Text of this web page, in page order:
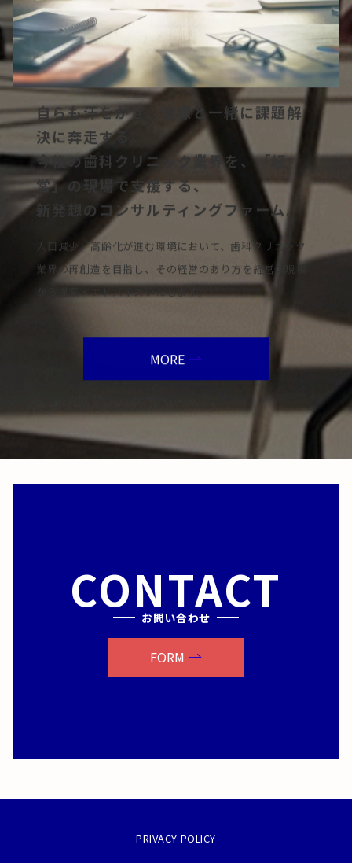
自らも汗をかき、皆様と一緒に課題解
決に奔走する。
今後の歯科クリニック業界を、「経
営」の現場で支援する、
新発想のコンサルティングファーム。
人口減少、高齢化が進む環境において、歯科クリニック
業界の再創造を目指し、その経営のあり方を経営の現場
から提案・アドバイスいたします。
MORE
CONTACT
お問い合わせ
FORM
PRIVACY POLICY